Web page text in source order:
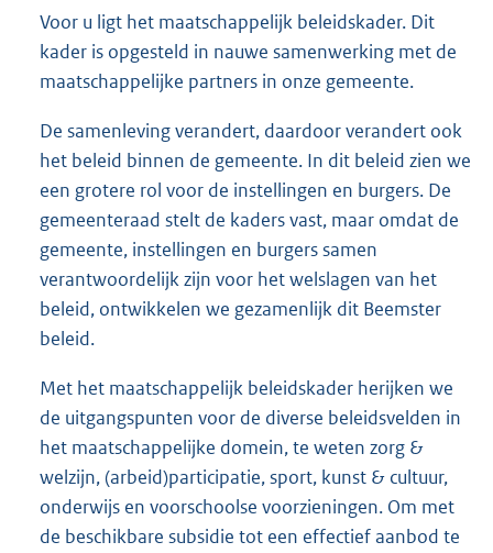
Voor u ligt het maatschappelijk beleidskader. Dit
kader is opgesteld in nauwe samenwerking met de
maatschappelijke partners in onze gemeente.
De samenleving verandert, daardoor verandert ook
het beleid binnen de gemeente. In dit beleid zien we
een grotere rol voor de instellingen en burgers. De
gemeenteraad stelt de kaders vast, maar omdat de
gemeente, instellingen en burgers samen
verantwoordelijk zijn voor het welslagen van het
beleid, ontwikkelen we gezamenlijk dit Beemster
beleid.
Met het maatschappelijk beleidskader herijken we
de uitgangspunten voor de diverse beleidsvelden in
het maatschappelijke domein, te weten zorg &
welzijn, (arbeid)participatie, sport, kunst & cultuur,
onderwijs en voorschoolse voorzieningen. Om met
de beschikbare subsidie tot een effectief aanbod te